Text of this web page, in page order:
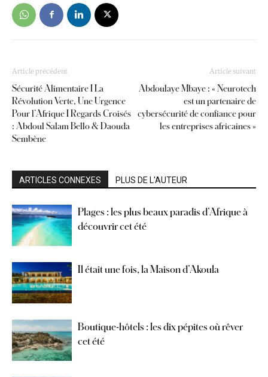
Article précédent
Sécurité Alimentaire I La
Révolution Verte, Une Urgence
Pour l’Afrique I Regards Croisés
: Abdoul Salam Bello & Daouda
Sembène
Article suivant
Abdoulaye Mbaye : « Neurotech
est un partenaire de
cybersécurité de confiance pour
les entreprises africaines »
ARTICLES CONNEXES PLUS DE L'AUTEUR
Plages : les plus beaux paradis d’Afrique à
découvrir cet été
Il était une fois, la Maison d’Akoula
Boutique-hôtels : les dix pépites où rêver
cet été